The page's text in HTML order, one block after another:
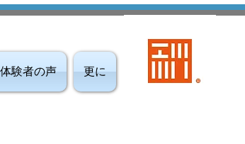
体験者の声 更に